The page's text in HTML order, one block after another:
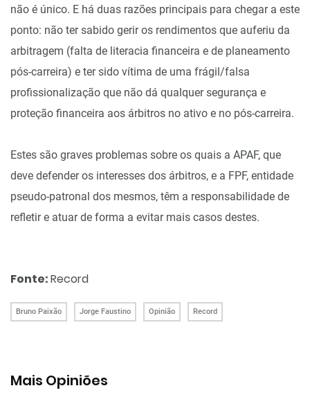
não é único. E há duas razões principais para chegar a este
ponto: não ter sabido gerir os rendimentos que auferiu da
arbitragem (falta de literacia financeira e de planeamento
pós-carreira) e ter sido vítima de uma frágil/falsa
profissionalização que não dá qualquer segurança e
proteção financeira aos árbitros no ativo e no pós-carreira.
Estes são graves problemas sobre os quais a APAF, que
deve defender os interesses dos árbitros, e a FPF, entidade
pseudo-patronal dos mesmos, têm a responsabilidade de
refletir e atuar de forma a evitar mais casos destes.
Fonte:Record
Bruno Paixão Jorge Faustino Opinião Record
Mais Opiniões